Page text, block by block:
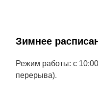
Зимнее
Режим работы: с
перерыва).